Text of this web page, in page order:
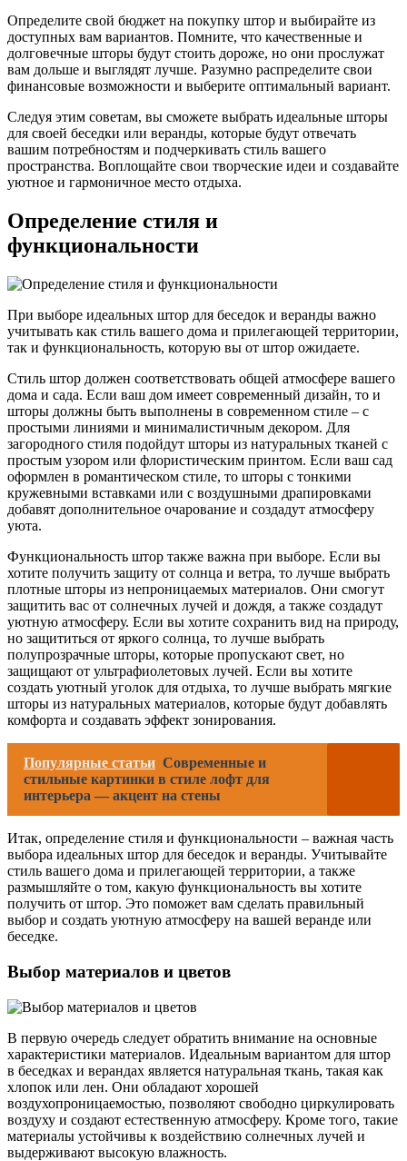
Определите свой бюджет на покупку штор и выбирайте из
доступных вам вариантов. Помните, что качественные и
долговечные шторы будут стоить дороже, но они прослужат
вам дольше и выглядят лучше. Разумно распределите свои
финансовые возможности и выберите оптимальный вариант.
Следуя этим советам, вы сможете выбрать идеальные шторы
для своей беседки или веранды, которые будут отвечать
вашим потребностям и подчеркивать стиль вашего
пространства. Воплощайте свои творческие идеи и создавайте
уютное и гармоничное место отдыха.
Определение стиля и
функциональности
При выборе идеальных штор для беседок и веранды важно
учитывать как стиль вашего дома и прилегающей территории,
так и функциональность, которую вы от штор ожидаете.
Стиль штор должен соответствовать общей атмосфере вашего
дома и сада. Если ваш дом имеет современный дизайн, то и
шторы должны быть выполнены в современном стиле – с
простыми линиями и минималистичным декором. Для
загородного стиля подойдут шторы из натуральных тканей с
простым узором или флористическим принтом. Если ваш сад
оформлен в романтическом стиле, то шторы с тонкими
кружевными вставками или с воздушными драпировками
добавят дополнительное очарование и создадут атмосферу
уюта.
Функциональность штор также важна при выборе. Если вы
хотите получить защиту от солнца и ветра, то лучше выбрать
плотные шторы из непроницаемых материалов. Они смогут
защитить вас от солнечных лучей и дождя, а также создадут
уютную атмосферу. Если вы хотите сохранить вид на природу,
но защититься от яркого солнца, то лучше выбрать
полупрозрачные шторы, которые пропускают свет, но
защищают от ультрафиолетовых лучей. Если вы хотите
создать уютный уголок для отдыха, то лучше выбрать мягкие
шторы из натуральных материалов, которые будут добавлять
комфорта и создавать эффект зонирования.
Популярные статьи Современные и
стильные картинки в стиле лофт для
интерьера — акцент на стены
Итак, определение стиля и функциональности – важная часть
выбора идеальных штор для беседок и веранды. Учитывайте
стиль вашего дома и прилегающей территории, а также
размышляйте о том, какую функциональность вы хотите
получить от штор. Это поможет вам сделать правильный
выбор и создать уютную атмосферу на вашей веранде или
беседке.
Выбор материалов и цветов
В первую очередь следует обратить внимание на основные
характеристики материалов. Идеальным вариантом для штор
в беседках и верандах является натуральная ткань, такая как
хлопок или лен. Они обладают хорошей
воздухопроницаемостью, позволяют свободно циркулировать
воздуху и создают естественную атмосферу. Кроме того, такие
материалы устойчивы к воздействию солнечных лучей и
выдерживают высокую влажность.